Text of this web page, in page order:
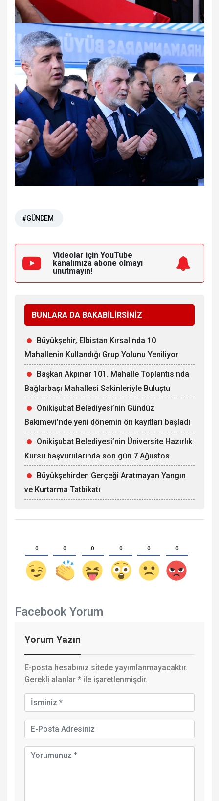
#GÜNDEM
Videolar için YouTube
kanalımıza abone olmayı
unutmayın!
BUNLARA DA BAKABİLİRSİNİZ
Büyükşehir, Elbistan Kırsalında 10
Mahallenin Kullandığı Grup Yolunu Yeniliyor
Başkan Akpınar 101. Mahalle Toplantısında
Bağlarbaşı Mahallesi Sakinleriyle Buluştu
Onikişubat Belediyesi’nin Gündüz
Bakımevi’nde yeni dönemin ön kayıtları başladı
Onikişubat Belediyesi’nin Üniversite Hazırlık
Kursu başvurularında son gün 7 Ağustos
Büyükşehirden Gerçeği Aratmayan Yangın
ve Kurtarma Tatbikatı
0 0 0 0 0 0
Facebook Yorum
Yorum Yazın
E-posta hesabınız sitede yayımlanmayacaktır.
Gerekli alanlar * ile işaretlenmişdir.